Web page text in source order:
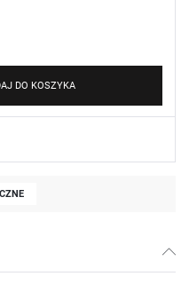
DO KOSZYKA